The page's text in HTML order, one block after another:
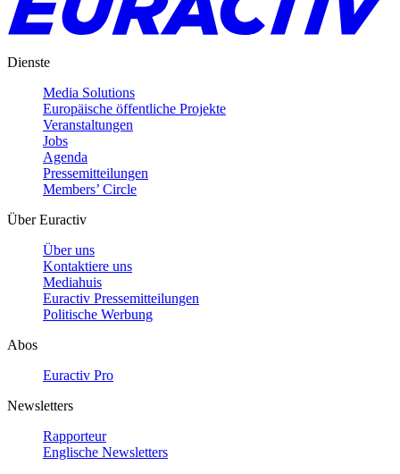
Dienste
Media Solutions
Europäische öffentliche Projekte
Veranstaltungen
Jobs
Agenda
Pressemitteilungen
Members’ Circle
Über Euractiv
Über uns
Kontaktiere uns
Mediahuis
Euractiv Pressemitteilungen
Politische Werbung
Abos
Euractiv Pro
Newsletters
Rapporteur
Englische Newsletters